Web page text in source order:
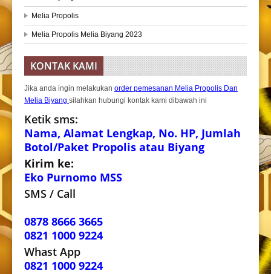
Melia Propolis
Melia Propolis Melia Biyang 2023
KONTAK KAMI
Jika anda ingin melakukan order pemesanan Melia Propolis Dan
Melia Biyang silahkan hubungi kontak kami dibawah ini
Ketik sms:
Nama, Alamat Lengkap, No. HP, Jumlah
Botol/Paket Propolis atau Biyang
Kirim ke:
Eko Purnomo MSS
SMS / Call
0878 8666 3665
0821 1000 9224
Whast App
0821 1000 9224